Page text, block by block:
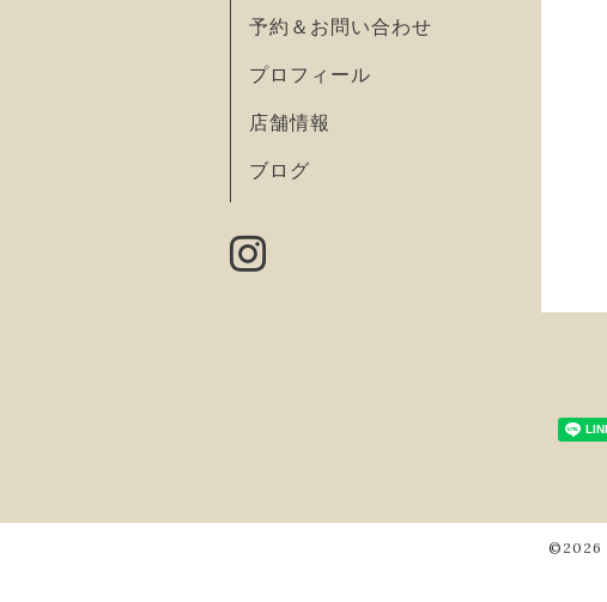
予約＆お問い合わせ
プロフィール
店舗情報
ブログ
©2026